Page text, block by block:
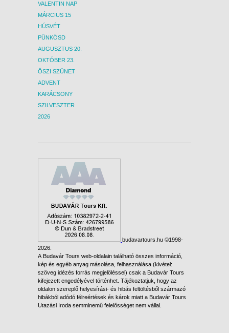
VALENTIN NAP
MÁRCIUS 15
HÚSVÉT
PÜNKÖSD
AUGUSZTUS 20.
OKTÓBER 23.
ŐSZI SZÜNET
ADVENT
KARÁCSONY
SZILVESZTER
2026
budavartours.hu ©1998-
2026.
A Budavár Tours web-oldalain található összes információ,
kép és egyéb anyag másolása, felhasználása (kivétel:
szöveg idézés forrás megjelöléssel) csak a Budavár Tours
kifejezett engedélyével történhet. Tájékoztatjuk, hogy az
oldalon szereplő helyesírási- és hibás feltöltésből származó
hibákból adódó félreértések és károk miatt a Budavár Tours
Utazási Iroda semminemű felelősséget nem vállal.